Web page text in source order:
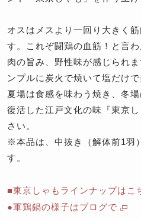
オスはメスより一回り大きく
す。これぞ闘鶏の血筋！と言
肉の旨み、野性味が感じられ
ンプルに炭火で焼いて塩だけ
夏場は食感を味わう焼き、冬
復活した江戸文化の味『東京
さい。
※本品は、中抜き（解体前1羽
す。
■東京しゃもラインナップはこ
●軍鶏鍋の様子はブログで